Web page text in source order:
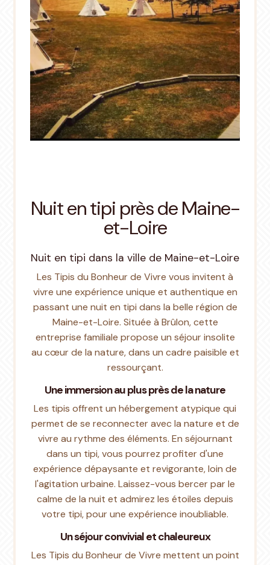
Nuit en tipi près de Maine-
et-Loire
Nuit en tipi dans la ville de Maine-et-Loire
Les Tipis du Bonheur de Vivre vous invitent à
vivre une expérience unique et authentique en
passant une nuit en tipi dans la belle région de
Maine-et-Loire. Située à Brûlon, cette
entreprise familiale propose un séjour insolite
au cœur de la nature, dans un cadre paisible et
ressourçant.
Une immersion au plus près de la nature
Les tipis offrent un hébergement atypique qui
permet de se reconnecter avec la nature et de
vivre au rythme des éléments. En séjournant
dans un tipi, vous pourrez profiter d'une
expérience dépaysante et revigorante, loin de
l'agitation urbaine. Laissez-vous bercer par le
calme de la nuit et admirez les étoiles depuis
votre tipi, pour une expérience inoubliable.
Un séjour convivial et chaleureux
Les Tipis du Bonheur de Vivre mettent un point